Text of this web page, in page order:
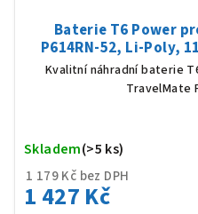
Baterie T6 Power
P614RN-52, Li-Poly,
Kvalitní náhradní baterie
TravelMate
1 179 Kč bez DPH
1 427 Kč
Skladem(>5 ks)